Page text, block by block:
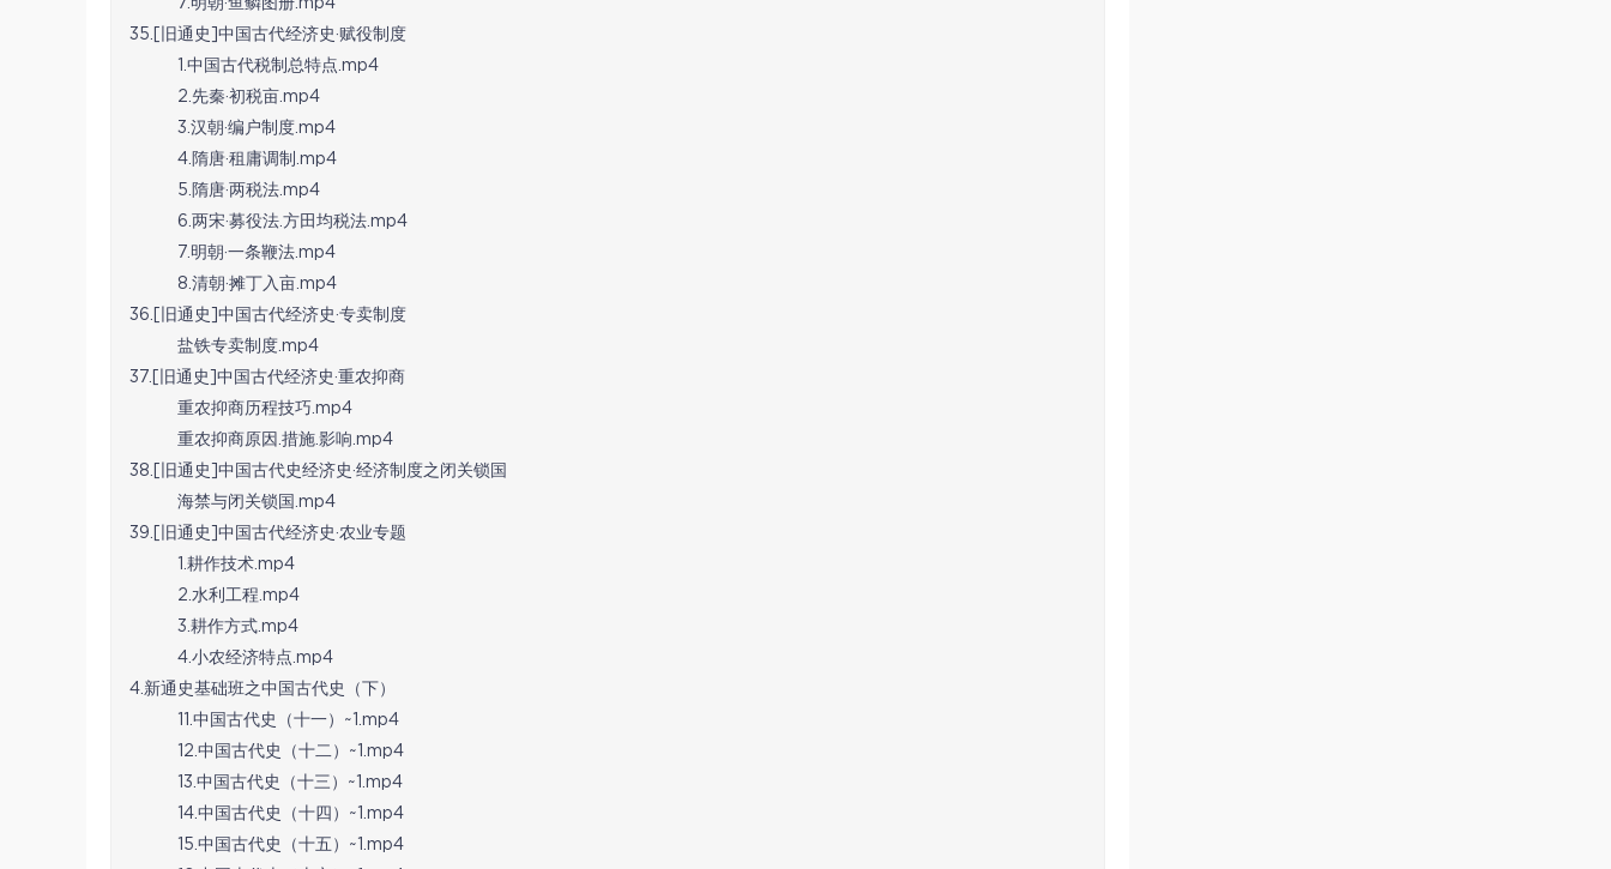
7.明朝·鱼鳞图册.mp4
35.[旧通史]中国古代经济史·赋役制度
1.中国古代税制总特点.mp4
2.先秦·初税亩.mp4
3.汉朝·编户制度.mp4
4.隋唐·租庸调制.mp4
5.隋唐·两税法.mp4
6.两宋·募役法.方田均税法.mp4
7.明朝·一条鞭法.mp4
8.清朝·摊丁入亩.mp4
36.[旧通史]中国古代经济史·专卖制度
盐铁专卖制度.mp4
37.[旧通史]中国古代经济史·重农抑商
重农抑商历程技巧.mp4
重农抑商原因.措施.影响.mp4
38.[旧通史]中国古代史经济史·经济制度之闭关锁国
海禁与闭关锁国.mp4
39.[旧通史]中国古代经济史·农业专题
1.耕作技术.mp4
2.水利工程.mp4
3.耕作方式.mp4
4.小农经济特点.mp4
4.新通史基础班之中国古代史（下）
11.中国古代史（十一）~1.mp4
12.中国古代史（十二）~1.mp4
13.中国古代史（十三）~1.mp4
14.中国古代史（十四）~1.mp4
15.中国古代史（十五）~1.mp4